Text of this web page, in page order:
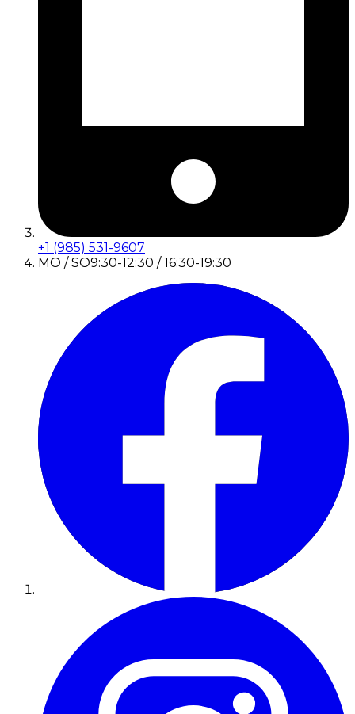
+1 (985) 531-9607
MO / SO9:30-12:30 / 16:30-19:30